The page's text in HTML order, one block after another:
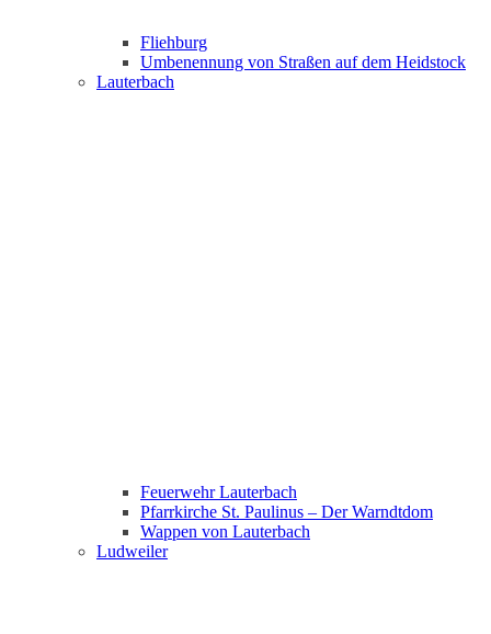
Fliehburg
Umbenennung von Straßen auf dem Heidstock
Lauterbach
Feuerwehr Lauterbach
Pfarrkirche St. Paulinus – Der Warndtdom
Wappen von Lauterbach
Ludweiler